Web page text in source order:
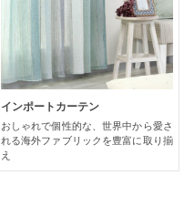
インポートカーテン
おしゃれで個性的な、世界中から愛さ
れる海外ファブリックを豊富に取り揃
え